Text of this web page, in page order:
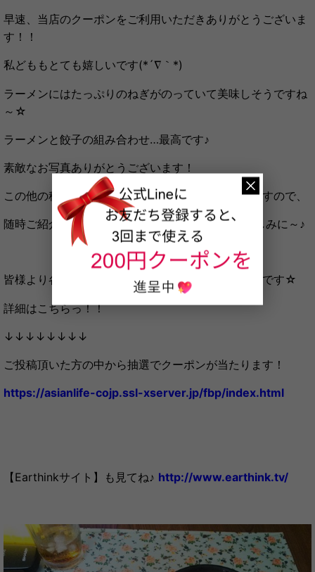
早速、当店のクーポンをご利用いただきありがとうございま
す！！
私どももとても嬉しいです(*´∇｀*)
ラーメンにはたっぷりのねぎがのっていて美味しそうですね
～☆
ラーメンと餃子の組み合わせ…最高です♪
素敵なお写真ありがとうございます！
この他の種類のラーメンもご投稿いただいておりますので、
随時ご紹介させていただきたいと思います。 お楽しみに～♪
皆様より各地のラーメンのご投稿、まだまだ募集中です☆
詳細はこちらっ！！
↓↓↓↓↓↓↓↓
ご投稿頂いた方の中から抽選でクーポンが当たります！
https://asianlife-cojp.ssl-xserver.jp/fbp/index.html
【Earthinkサイト】も見てね♪ http://www.earthink.tv/